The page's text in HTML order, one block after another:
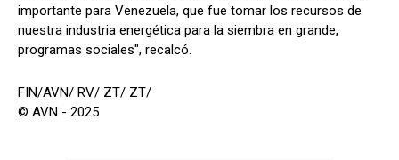
importante para Venezuela, que fue tomar los recursos de
nuestra industria energética para la siembra en grande,
programas sociales", recalcó.
FIN/AVN/ RV/ ZT/ ZT/
© AVN - 2025